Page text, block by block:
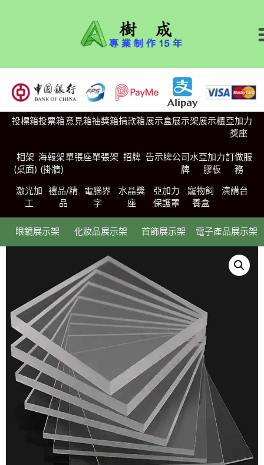
投標箱投票箱意見箱抽獎箱捐款箱展示盒展示架展示櫃亞加力
獎座
相架
(桌面)
海報架
(掛牆)
單張座單張架 招牌 告示牌公司水
牌
亞加力
膠板
訂做服
務
激光加
工
禮品/精
品
電腦界
字
水晶獎
座
亞加力
保護罩
寵物飼
養盒
演講台
眼鏡展示架 化妝品展示架 首飾展示架 電子產品展示架